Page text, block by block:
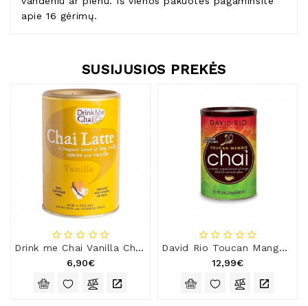
apie 16 gėrimų.
SUSIJUSIOS PREKĖS
Drink me Chai Vanilla Chai Latte
6,90€
David Rio Toucan Mango Chai mišinys
12,99€